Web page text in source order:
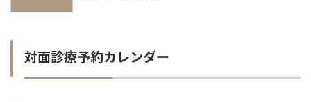
対面診療予約カレンダー